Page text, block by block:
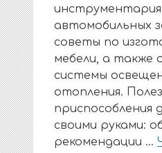
инструментария
автомобильных
советы по
мебели, а также
системы
отопления.
приспособления
своими руками:
рекомендации …